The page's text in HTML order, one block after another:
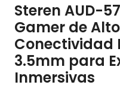
Steren AUD-
Gamer de
Conectividad
3.5mm para
Inmersivas